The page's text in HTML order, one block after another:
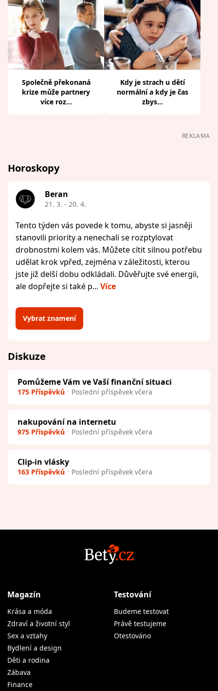
Společně překonaná
krize může partnery
více roz...
Kdy je strach u dětí
normální a kdy je čas
zbys...
REKLAMA
Horoskopy
Beran
21. 3. - 20. 4.
Tento týden vás povede k tomu, abyste si jasněji
stanovili priority a nenechali se rozptylovat
drobnostmi kolem vás. Můžete cítit silnou potřebu
udělat krok vpřed, zejména v záležitosti, kterou
jste již delší dobu odkládali. Důvěřujte své energii,
ale dopřejte si také p... Více
Vybrat znamení
Diskuze
Pomůžeme Vám ve Vaší finanční situaci
175 Příspěvků Poslední příspěvek včera
nakupování na internetu
975 Příspěvků Poslední příspěvek včera
Clip-in vlásky
163 Příspěvků Poslední příspěvek včera
Magazín
Krása a móda
Zdraví a životní styl
Sex a vztahy
Bydlení a design
Děti a rodina
Zábava
Finance
Testování
Budeme testovat
Právě testujeme
Otestováno